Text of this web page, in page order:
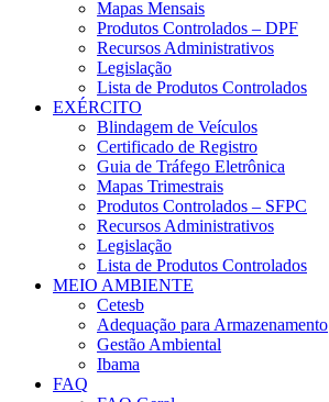
Mapas Mensais
Produtos Controlados – DPF
Recursos Administrativos
Legislação
Lista de Produtos Controlados
EXÉRCITO
Blindagem de Veículos
Certificado de Registro
Guia de Tráfego Eletrônica
Mapas Trimestrais
Produtos Controlados – SFPC
Recursos Administrativos
Legislação
Lista de Produtos Controlados
MEIO AMBIENTE
Cetesb
Adequação para Armazenamento
Gestão Ambiental
Ibama
FAQ